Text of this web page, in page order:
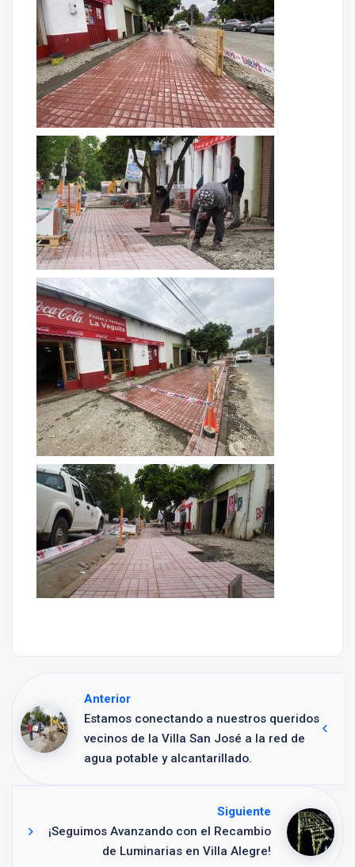
Anterior
Estamos conectando a nuestros queridos
vecinos de la Villa San José a la red de
agua potable y alcantarillado.
Siguiente
¡Seguimos Avanzando con el Recambio
de Luminarias en Villa Alegre!